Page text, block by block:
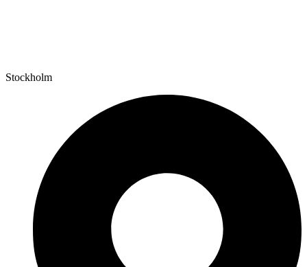
Stockholm